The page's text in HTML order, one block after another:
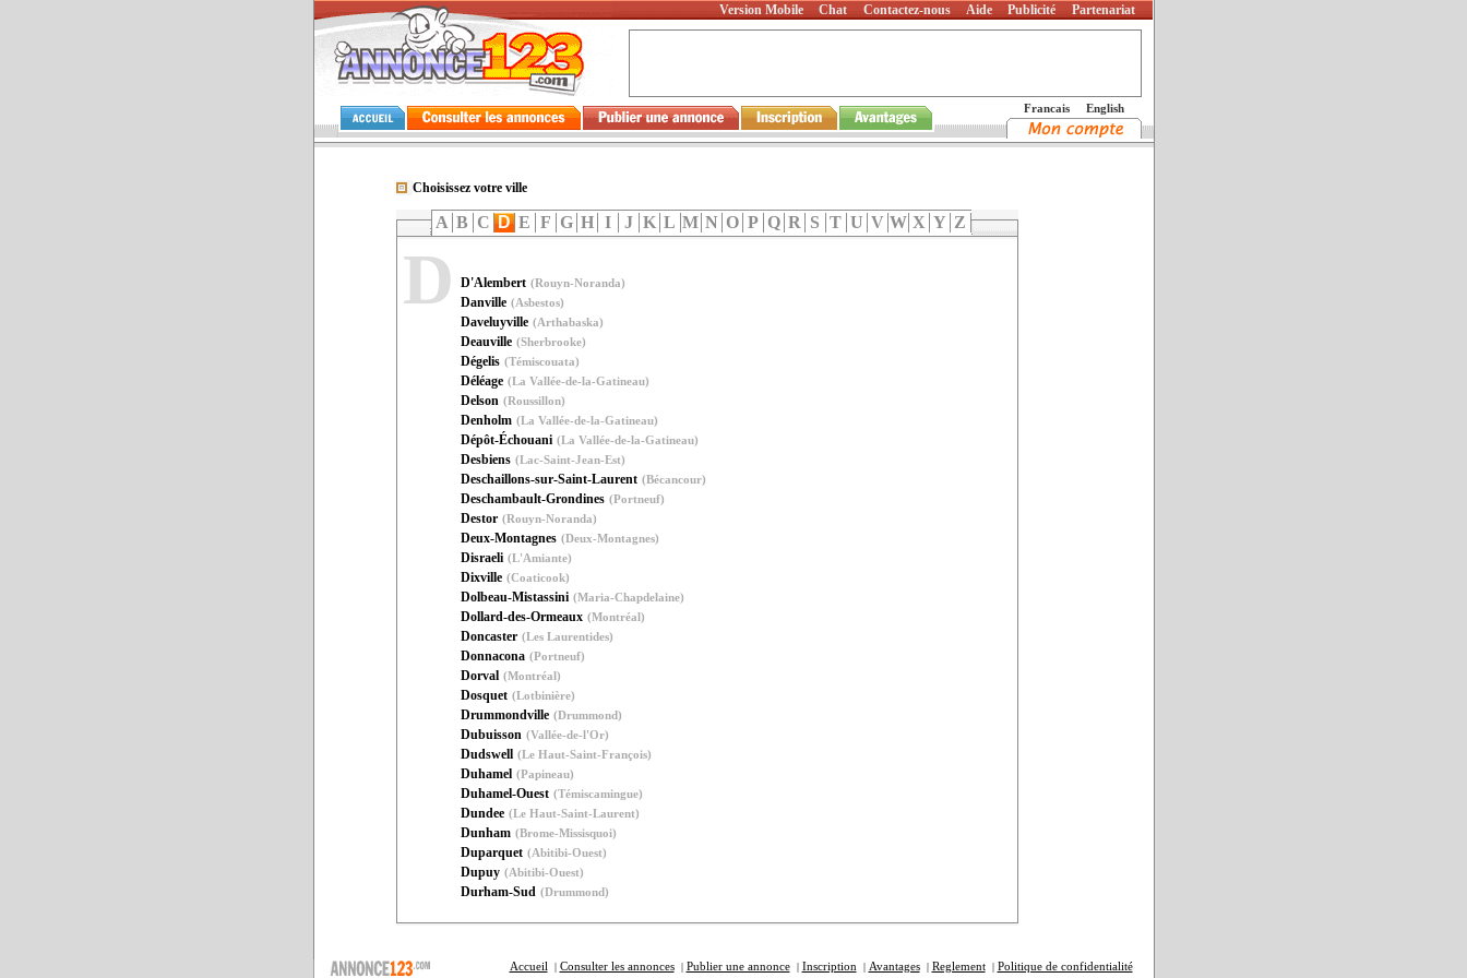
Version Mobile Chat Contactez-nous Aide Publicité Partenariat
Francais English
Choisissez votre ville
A B C D E F G H I J K L M N O P Q R S T U V W X Y Z
D D'Alembert (Rouyn-Noranda)
Danville (Asbestos)
Daveluyville (Arthabaska)
Deauville (Sherbrooke)
Dégelis (Témiscouata)
Déléage (La Vallée-de-la-Gatineau)
Delson (Roussillon)
Denholm (La Vallée-de-la-Gatineau)
Dépôt-Échouani (La Vallée-de-la-Gatineau)
Desbiens (Lac-Saint-Jean-Est)
Deschaillons-sur-Saint-Laurent (Bécancour)
Deschambault-Grondines (Portneuf)
Destor (Rouyn-Noranda)
Deux-Montagnes (Deux-Montagnes)
Disraeli (L'Amiante)
Dixville (Coaticook)
Dolbeau-Mistassini (Maria-Chapdelaine)
Dollard-des-Ormeaux (Montréal)
Doncaster (Les Laurentides)
Donnacona (Portneuf)
Dorval (Montréal)
Dosquet (Lotbinière)
Drummondville (Drummond)
Dubuisson (Vallée-de-l'Or)
Dudswell (Le Haut-Saint-François)
Duhamel (Papineau)
Duhamel-Ouest (Témiscamingue)
Dundee (Le Haut-Saint-Laurent)
Dunham (Brome-Missisquoi)
Duparquet (Abitibi-Ouest)
Dupuy (Abitibi-Ouest)
Durham-Sud (Drummond)
Accueil | Consulter les annonces| Publier une annonce| Inscription | Avantages| Reglement| Politique de confidentialité